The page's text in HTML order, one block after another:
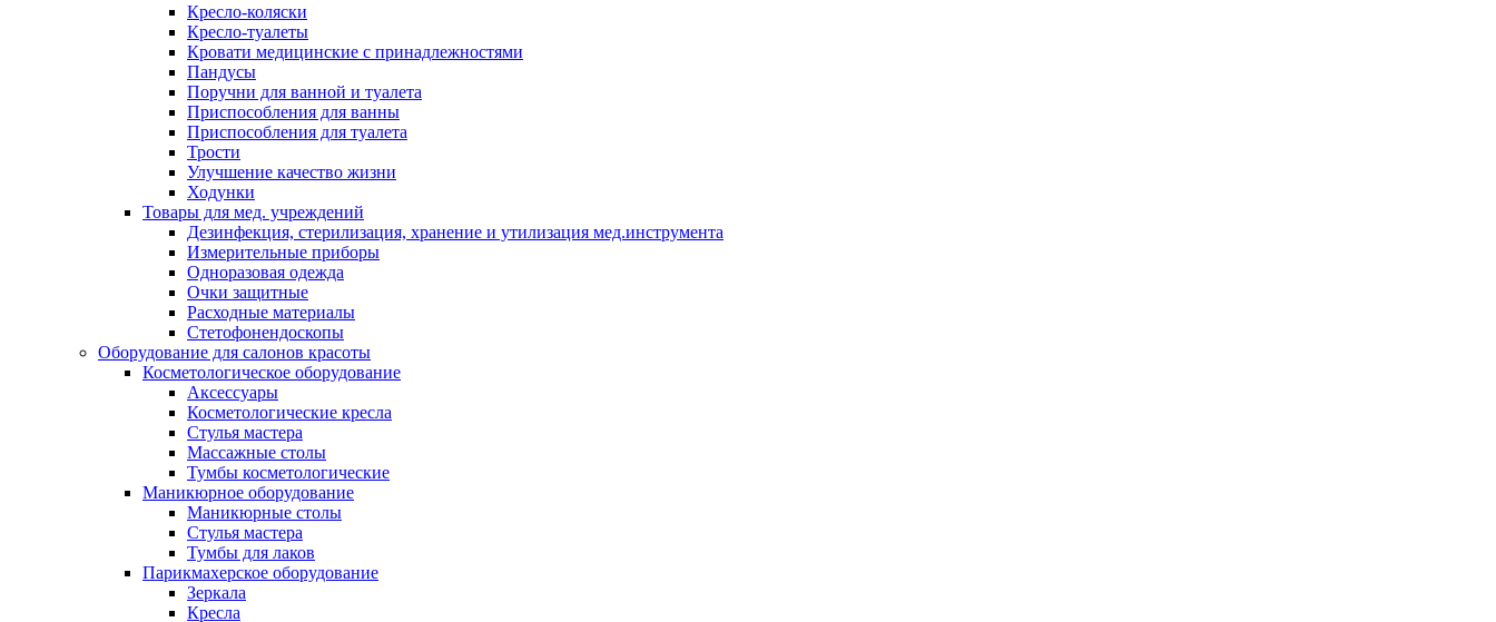
Кресло-коляски
Кресло-туалеты
Кровати медицинские с принадлежностями
Пандусы
Поручни для ванной и туалета
Приспособления для ванны
Приспособления для туалета
Трости
Улучшение качество жизни
Ходунки
Товары для мед. учреждений
Дезинфекция, стерилизация, хранение и утилизация мед.инструмента
Измерительные приборы
Одноразовая одежда
Очки защитные
Расходные материалы
Стетофонендоскопы
Оборудование для салонов красоты
Косметологическое оборудование
Аксессуары
Косметологические кресла
Стулья мастера
Массажные столы
Тумбы косметологические
Маникюрное оборудование
Маникюрные столы
Стулья мастера
Тумбы для лаков
Парикмахерское оборудование
Зеркала
Кресла